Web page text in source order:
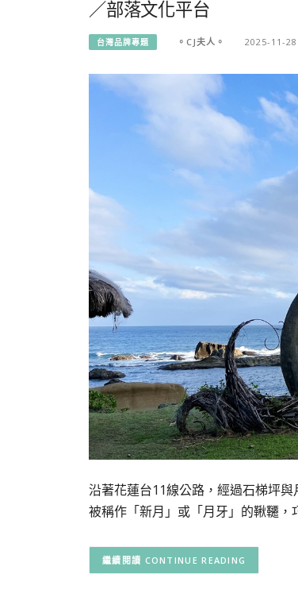
／部落文化平台
台灣品牌專題 。CJ夫人。 2025-11-28
沿著花蓮台11線公路，經過石梯坪
被稱作「新月」或「月牙」的鞦韆
CONTINUE READING